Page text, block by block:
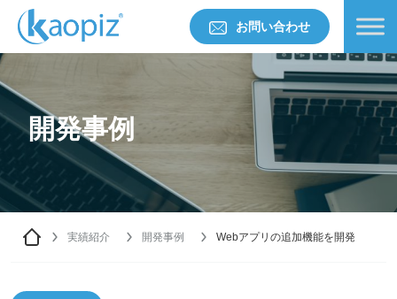
お問い合わせ
開発事例
実績紹介 開発事例 Webアプリの追加機能を開発​